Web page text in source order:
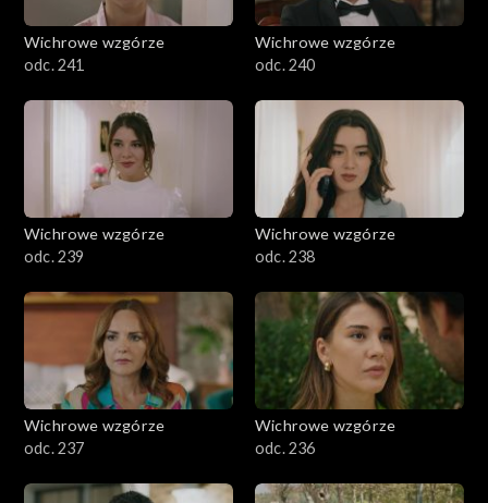
Wichrowe wzgórze
odc. 241
Wichrowe wzgórze
odc. 240
Wichrowe wzgórze
odc. 239
Wichrowe wzgórze
odc. 238
Wichrowe wzgórze
odc. 237
Wichrowe wzgórze
odc. 236